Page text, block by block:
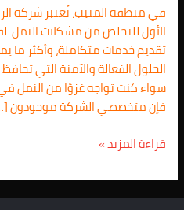
في منطقة المنيب، تُعتبر شركة
الأول للتخلص من مشكلات النمل.
تقديم خدمات متكاملة، وأكثر ما
الحلول الفعالة والآمنة التي
سواء كنت تواجه غزوًا من النمل
فإن متخصصي الشركة موجودون
قراءة المزيد »